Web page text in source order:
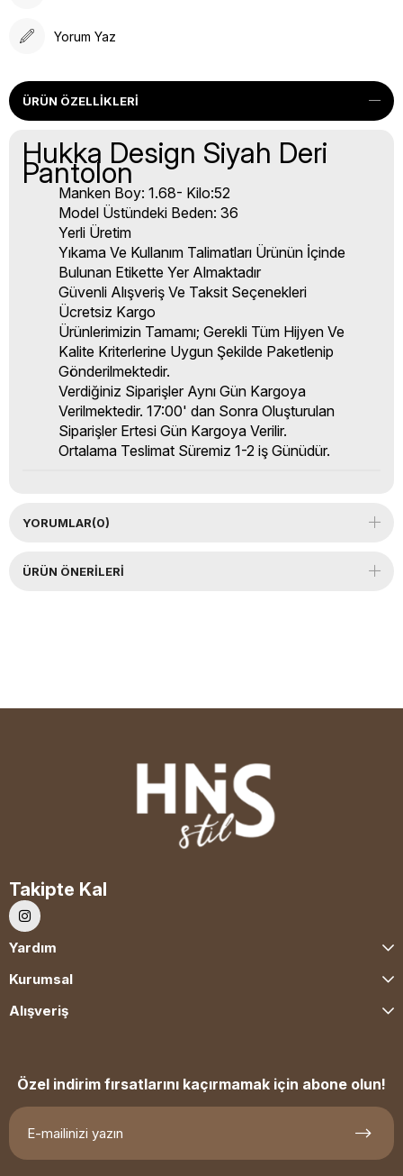
Yorum Yaz
ÜRÜN ÖZELLIKLERI
Hukka Design Siyah Deri
Pantolon
Manken Boy: 1.68- Kilo:52
Model Üstündeki Beden: 36
Yerli Üretim
Yıkama Ve Kullanım Talimatları Ürünün İçinde
Bulunan Etikette Yer Almaktadır
Güvenli Alışveriş Ve Taksit Seçenekleri
Ücretsiz Kargo
Ürünlerimizin Tamamı; Gerekli Tüm Hijyen Ve
Kalite Kriterlerine Uygun Şekilde Paketlenip
Gönderilmektedir.
Verdiğiniz Siparişler Aynı Gün Kargoya
Verilmektedir. 17:00' dan Sonra Oluşturulan
Siparişler Ertesi Gün Kargoya Verilir.
Ortalama Teslimat Süremiz 1-2 iş Günüdür.
YORUMLAR(0)
ÜRÜN ÖNERILERI
Takipte Kal
Yardım
Kurumsal
Alışveriş
Özel indirim fırsatlarını kaçırmamak için abone olun!